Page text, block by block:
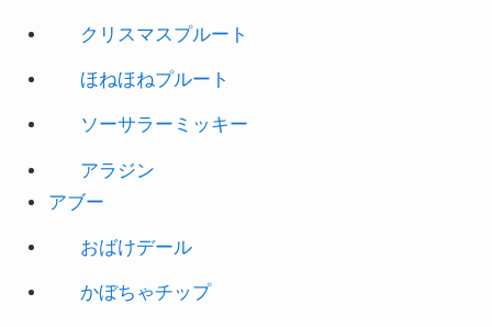
クリスマスプルート
ほねほねプルート
ソーサラーミッキー
アラジン
アブー
おばけデール
かぼちゃチップ